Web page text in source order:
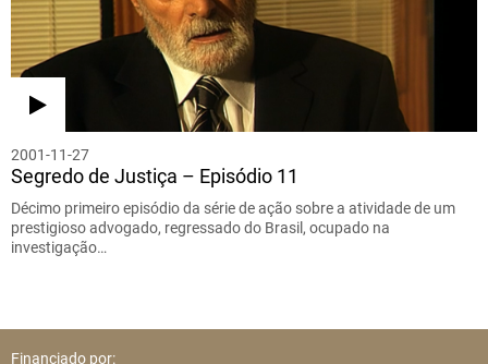
2001-11-27
Segredo de Justiça – Episódio 11
Décimo primeiro episódio da série de ação sobre a atividade de um
prestigioso advogado, regressado do Brasil, ocupado na
investigação…
Financiado por: